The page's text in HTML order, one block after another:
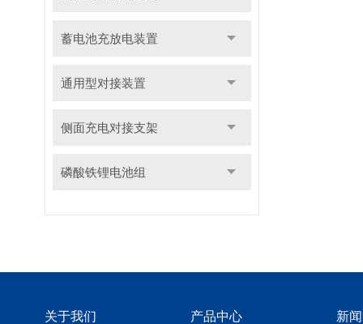
蓄电池充放电装置
通用型对接装置
侧面充电对接支架
磷酸铁锂电池组
关于我们 产品中心 新